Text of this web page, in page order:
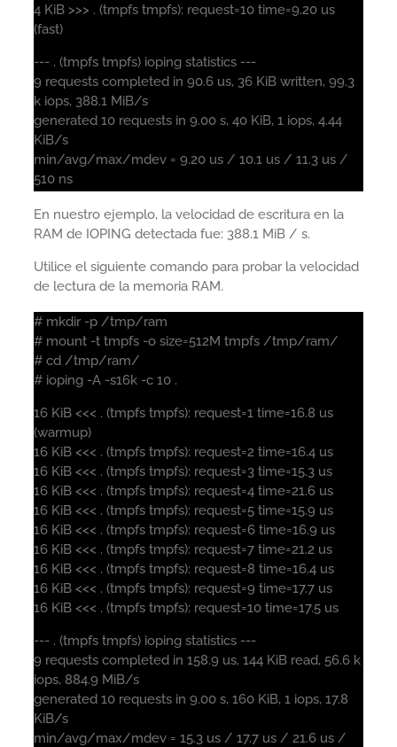
4 KiB >>> . (tmpfs tmpfs): request=10 time=9.20 us
(fast)
--- . (tmpfs tmpfs) ioping statistics ---
9 requests completed in 90.6 us, 36 KiB written, 99.3
k iops, 388.1 MiB/s
generated 10 requests in 9.00 s, 40 KiB, 1 iops, 4.44
KiB/s
min/avg/max/mdev = 9.20 us / 10.1 us / 11.3 us /
510 ns
En nuestro ejemplo, la velocidad de escritura en la
RAM de IOPING detectada fue: 388.1 MiB / s.
Utilice el siguiente comando para probar la velocidad
de lectura de la memoria RAM.
# mkdir -p /tmp/ram
# mount -t tmpfs -o size=512M tmpfs /tmp/ram/
# cd /tmp/ram/
# ioping -A -s16k -c 10 .
16 KiB <<< . (tmpfs tmpfs): request=1 time=16.8 us
(warmup)
16 KiB <<< . (tmpfs tmpfs): request=2 time=16.4 us
16 KiB <<< . (tmpfs tmpfs): request=3 time=15.3 us
16 KiB <<< . (tmpfs tmpfs): request=4 time=21.6 us
16 KiB <<< . (tmpfs tmpfs): request=5 time=15.9 us
16 KiB <<< . (tmpfs tmpfs): request=6 time=16.9 us
16 KiB <<< . (tmpfs tmpfs): request=7 time=21.2 us
16 KiB <<< . (tmpfs tmpfs): request=8 time=16.4 us
16 KiB <<< . (tmpfs tmpfs): request=9 time=17.7 us
16 KiB <<< . (tmpfs tmpfs): request=10 time=17.5 us
--- . (tmpfs tmpfs) ioping statistics ---
9 requests completed in 158.9 us, 144 KiB read, 56.6 k
iops, 884.9 MiB/s
generated 10 requests in 9.00 s, 160 KiB, 1 iops, 17.8
KiB/s
min/avg/max/mdev = 15.3 us / 17.7 us / 21.6 us /